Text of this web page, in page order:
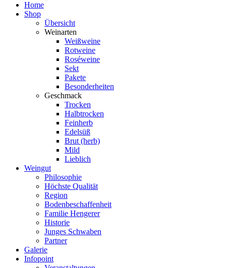
Home
Shop
Übersicht
Weinarten
Weißweine
Rotweine
Roséweine
Sekt
Pakete
Besonderheiten
Geschmack
Trocken
Halbtrocken
Feinherb
Edelsüß
Brut (herb)
Mild
Lieblich
Weingut
Philosophie
Höchste Qualität
Region
Bodenbeschaffenheit
Familie Hengerer
Historie
Junges Schwaben
Partner
Galerie
Infopoint